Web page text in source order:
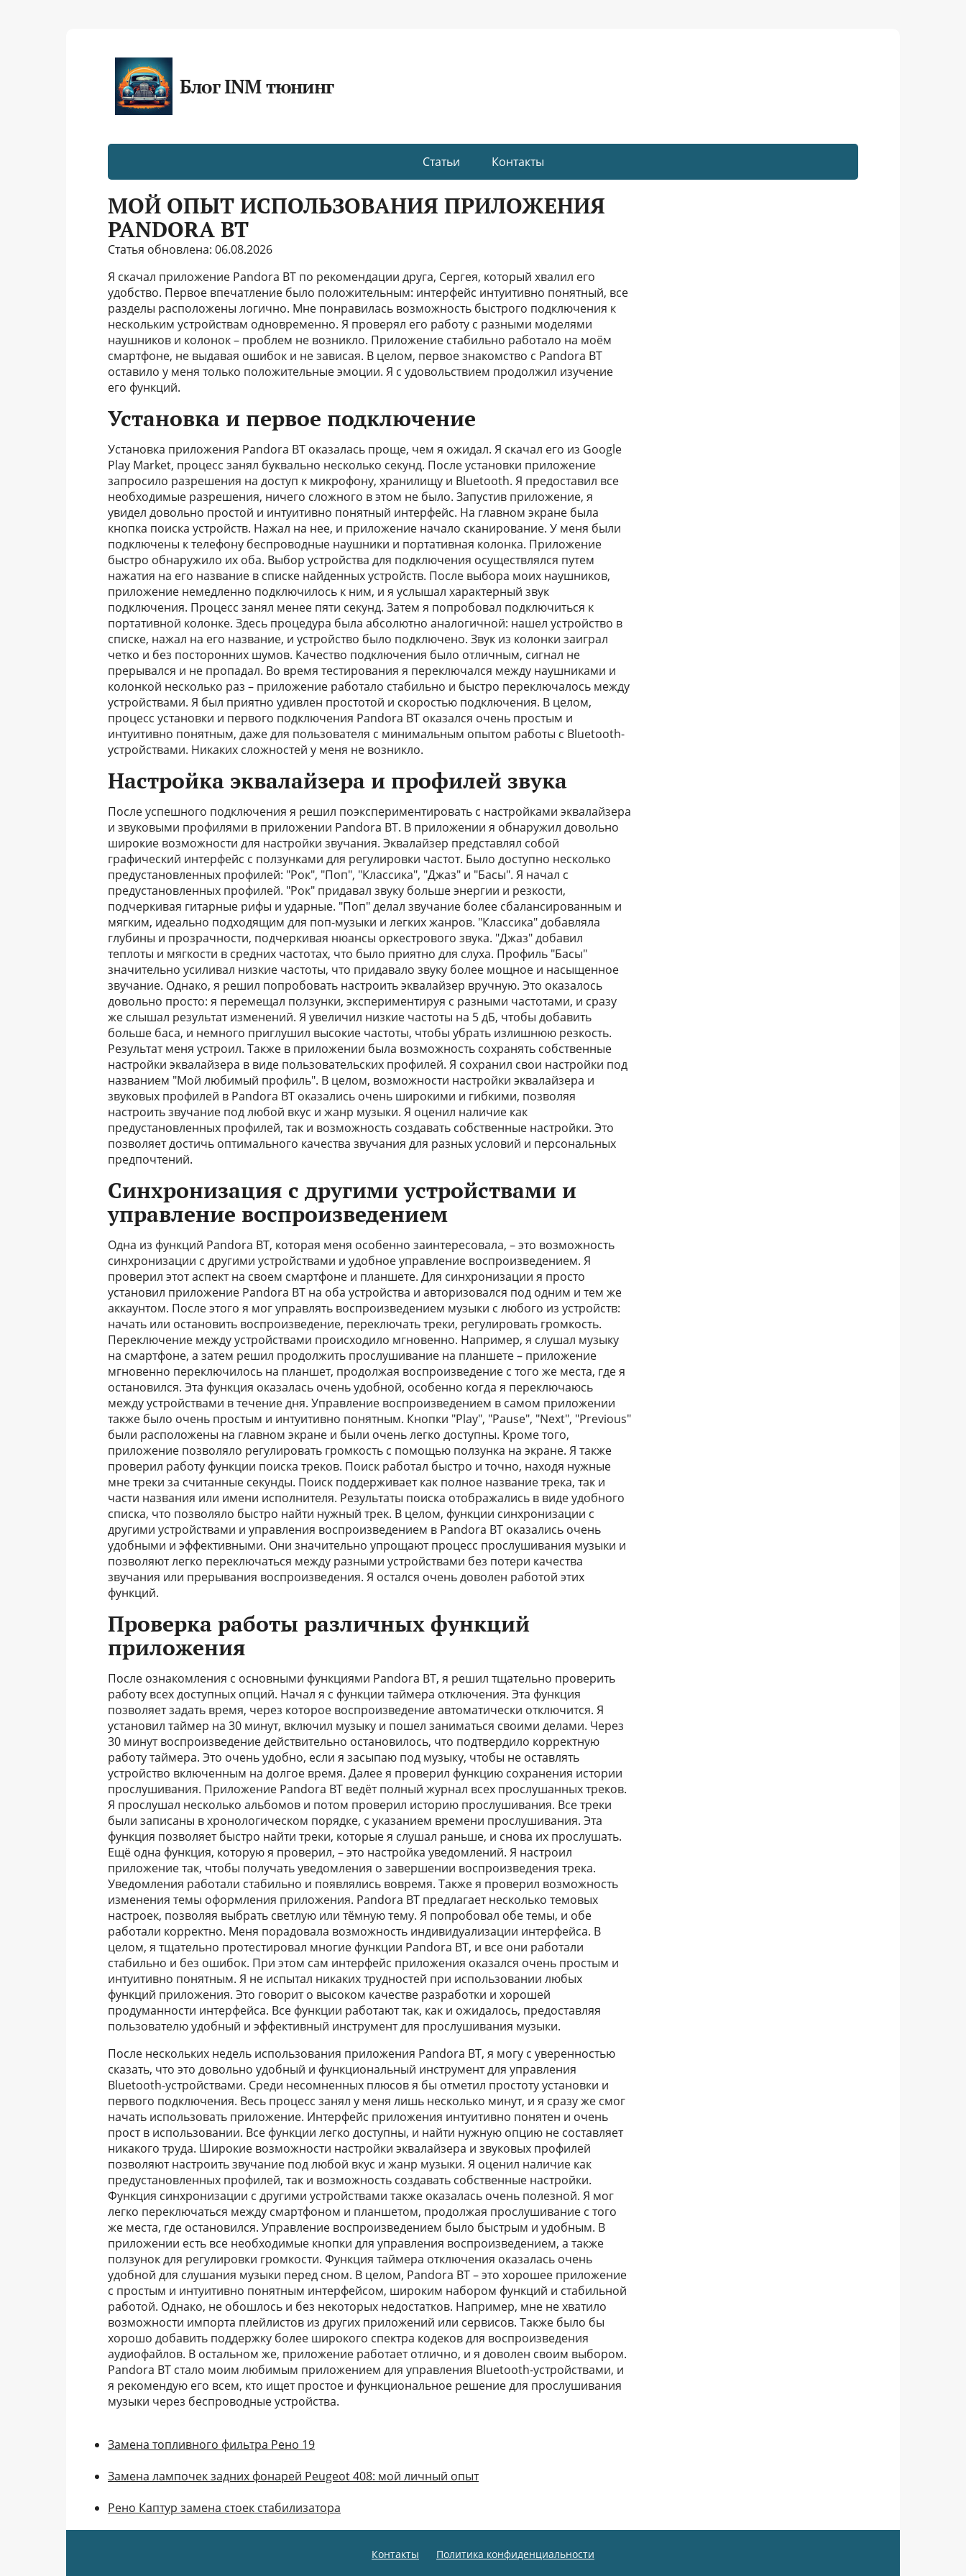
Блог INM тюнинг
Статьи Контакты
МОЙ ОПЫТ ИСПОЛЬЗОВАНИЯ ПРИЛОЖЕНИЯ
PANDORA BT
Статья обновлена: 06.08.2026
Я скачал приложение Pandora BT по рекомендации друга, Сергея, который хвалил его
удобство. Первое впечатление было положительным: интерфейс интуитивно понятный, все
разделы расположены логично. Мне понравилась возможность быстрого подключения к
нескольким устройствам одновременно. Я проверял его работу с разными моделями
наушников и колонок – проблем не возникло. Приложение стабильно работало на моём
смартфоне, не выдавая ошибок и не зависая. В целом, первое знакомство с Pandora BT
оставило у меня только положительные эмоции. Я с удовольствием продолжил изучение
его функций.
Установка и первое подключение
Установка приложения Pandora BT оказалась проще, чем я ожидал. Я скачал его из Google
Play Market, процесс занял буквально несколько секунд. После установки приложение
запросило разрешения на доступ к микрофону, хранилищу и Bluetooth. Я предоставил все
необходимые разрешения, ничего сложного в этом не было. Запустив приложение, я
увидел довольно простой и интуитивно понятный интерфейс. На главном экране была
кнопка поиска устройств. Нажал на нее, и приложение начало сканирование. У меня были
подключены к телефону беспроводные наушники и портативная колонка. Приложение
быстро обнаружило их оба. Выбор устройства для подключения осуществлялся путем
нажатия на его название в списке найденных устройств. После выбора моих наушников,
приложение немедленно подключилось к ним, и я услышал характерный звук
подключения. Процесс занял менее пяти секунд. Затем я попробовал подключиться к
портативной колонке. Здесь процедура была абсолютно аналогичной: нашел устройство в
списке, нажал на его название, и устройство было подключено. Звук из колонки заиграл
четко и без посторонних шумов. Качество подключения было отличным, сигнал не
прерывался и не пропадал. Во время тестирования я переключался между наушниками и
колонкой несколько раз – приложение работало стабильно и быстро переключалось между
устройствами. Я был приятно удивлен простотой и скоростью подключения. В целом,
процесс установки и первого подключения Pandora BT оказался очень простым и
интуитивно понятным, даже для пользователя с минимальным опытом работы с Bluetooth-
устройствами. Никаких сложностей у меня не возникло.
Настройка эквалайзера и профилей звука
После успешного подключения я решил поэкспериментировать с настройками эквалайзера
и звуковыми профилями в приложении Pandora BT. В приложении я обнаружил довольно
широкие возможности для настройки звучания. Эквалайзер представлял собой
графический интерфейс с ползунками для регулировки частот. Было доступно несколько
предустановленных профилей: "Рок", "Поп", "Классика", "Джаз" и "Басы". Я начал с
предустановленных профилей. "Рок" придавал звуку больше энергии и резкости,
подчеркивая гитарные рифы и ударные. "Поп" делал звучание более сбалансированным и
мягким, идеально подходящим для поп-музыки и легких жанров. "Классика" добавляла
глубины и прозрачности, подчеркивая нюансы оркестрового звука. "Джаз" добавил
теплоты и мягкости в средних частотах, что было приятно для слуха. Профиль "Басы"
значительно усиливал низкие частоты, что придавало звуку более мощное и насыщенное
звучание. Однако, я решил попробовать настроить эквалайзер вручную. Это оказалось
довольно просто: я перемещал ползунки, экспериментируя с разными частотами, и сразу
же слышал результат изменений. Я увеличил низкие частоты на 5 дБ, чтобы добавить
больше баса, и немного приглушил высокие частоты, чтобы убрать излишнюю резкость.
Результат меня устроил. Также в приложении была возможность сохранять собственные
настройки эквалайзера в виде пользовательских профилей. Я сохранил свои настройки под
названием "Мой любимый профиль". В целом, возможности настройки эквалайзера и
звуковых профилей в Pandora BT оказались очень широкими и гибкими, позволяя
настроить звучание под любой вкус и жанр музыки. Я оценил наличие как
предустановленных профилей, так и возможность создавать собственные настройки. Это
позволяет достичь оптимального качества звучания для разных условий и персональных
предпочтений.
Синхронизация с другими устройствами и
управление воспроизведением
Одна из функций Pandora BT, которая меня особенно заинтересовала, – это возможность
синхронизации с другими устройствами и удобное управление воспроизведением. Я
проверил этот аспект на своем смартфоне и планшете. Для синхронизации я просто
установил приложение Pandora BT на оба устройства и авторизовался под одним и тем же
аккаунтом. После этого я мог управлять воспроизведением музыки с любого из устройств:
начать или остановить воспроизведение, переключать треки, регулировать громкость.
Переключение между устройствами происходило мгновенно. Например, я слушал музыку
на смартфоне, а затем решил продолжить прослушивание на планшете – приложение
мгновенно переключилось на планшет, продолжая воспроизведение с того же места, где я
остановился. Эта функция оказалась очень удобной, особенно когда я переключаюсь
между устройствами в течение дня. Управление воспроизведением в самом приложении
также было очень простым и интуитивно понятным. Кнопки "Play", "Pause", "Next", "Previous"
были расположены на главном экране и были очень легко доступны. Кроме того,
приложение позволяло регулировать громкость с помощью ползунка на экране. Я также
проверил работу функции поиска треков. Поиск работал быстро и точно, находя нужные
мне треки за считанные секунды. Поиск поддерживает как полное название трека, так и
части названия или имени исполнителя. Результаты поиска отображались в виде удобного
списка, что позволяло быстро найти нужный трек. В целом, функции синхронизации с
другими устройствами и управления воспроизведением в Pandora BT оказались очень
удобными и эффективными. Они значительно упрощают процесс прослушивания музыки и
позволяют легко переключаться между разными устройствами без потери качества
звучания или прерывания воспроизведения. Я остался очень доволен работой этих
функций.
Проверка работы различных функций
приложения
После ознакомления с основными функциями Pandora BT, я решил тщательно проверить
работу всех доступных опций. Начал я с функции таймера отключения. Эта функция
позволяет задать время, через которое воспроизведение автоматически отключится. Я
установил таймер на 30 минут, включил музыку и пошел заниматься своими делами. Через
30 минут воспроизведение действительно остановилось, что подтвердило корректную
работу таймера. Это очень удобно, если я засыпаю под музыку, чтобы не оставлять
устройство включенным на долгое время. Далее я проверил функцию сохранения истории
прослушивания. Приложение Pandora BT ведёт полный журнал всех прослушанных треков.
Я прослушал несколько альбомов и потом проверил историю прослушивания. Все треки
были записаны в хронологическом порядке, с указанием времени прослушивания. Эта
функция позволяет быстро найти треки, которые я слушал раньше, и снова их прослушать.
Ещё одна функция, которую я проверил, – это настройка уведомлений. Я настроил
приложение так, чтобы получать уведомления о завершении воспроизведения трека.
Уведомления работали стабильно и появлялись вовремя. Также я проверил возможность
изменения темы оформления приложения. Pandora BT предлагает несколько темовых
настроек, позволяя выбрать светлую или тёмную тему. Я попробовал обе темы, и обе
работали корректно. Меня порадовала возможность индивидуализации интерфейса. В
целом, я тщательно протестировал многие функции Pandora BT, и все они работали
стабильно и без ошибок. При этом сам интерфейс приложения оказался очень простым и
интуитивно понятным. Я не испытал никаких трудностей при использовании любых
функций приложения. Это говорит о высоком качестве разработки и хорошей
продуманности интерфейса. Все функции работают так, как и ожидалось, предоставляя
пользователю удобный и эффективный инструмент для прослушивания музыки.
После нескольких недель использования приложения Pandora BT, я могу с уверенностью
сказать, что это довольно удобный и функциональный инструмент для управления
Bluetooth-устройствами. Среди несомненных плюсов я бы отметил простоту установки и
первого подключения. Весь процесс занял у меня лишь несколько минут, и я сразу же смог
начать использовать приложение. Интерфейс приложения интуитивно понятен и очень
прост в использовании. Все функции легко доступны, и найти нужную опцию не составляет
никакого труда. Широкие возможности настройки эквалайзера и звуковых профилей
позволяют настроить звучание под любой вкус и жанр музыки. Я оценил наличие как
предустановленных профилей, так и возможность создавать собственные настройки.
Функция синхронизации с другими устройствами также оказалась очень полезной. Я мог
легко переключаться между смартфоном и планшетом, продолжая прослушивание с того
же места, где остановился. Управление воспроизведением было быстрым и удобным. В
приложении есть все необходимые кнопки для управления воспроизведением, а также
ползунок для регулировки громкости. Функция таймера отключения оказалась очень
удобной для слушания музыки перед сном. В целом, Pandora BT – это хорошее приложение
с простым и интуитивно понятным интерфейсом, широким набором функций и стабильной
работой. Однако, не обошлось и без некоторых недостатков. Например, мне не хватило
возможности импорта плейлистов из других приложений или сервисов. Также было бы
хорошо добавить поддержку более широкого спектра кодеков для воспроизведения
аудиофайлов. В остальном же, приложение работает отлично, и я доволен своим выбором.
Pandora BT стало моим любимым приложением для управления Bluetooth-устройствами, и
я рекомендую его всем, кто ищет простое и функциональное решение для прослушивания
музыки через беспроводные устройства.
Замена топливного фильтра Рено 19
Замена лампочек задних фонарей Peugeot 408: мой личный опыт
Рено Каптур замена стоек стабилизатора
Контакты Политика конфиденциальности